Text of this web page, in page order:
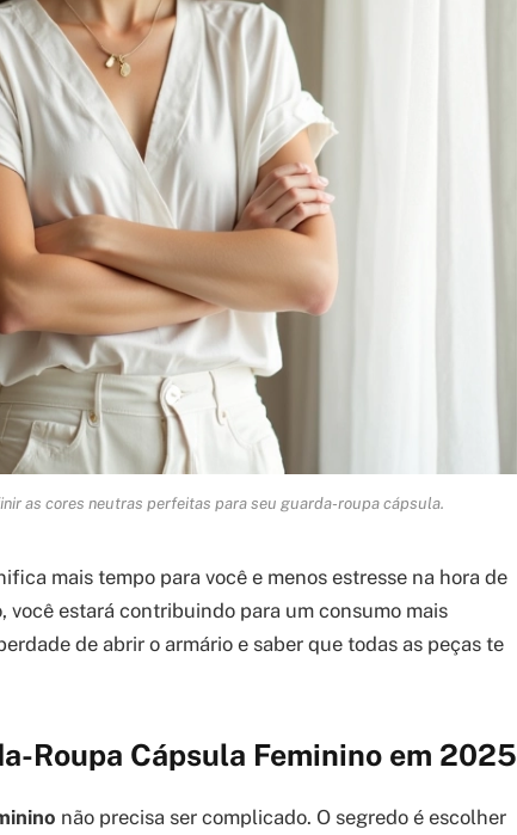
as cores neutras perfeitas para seu guarda-roupa cápsula.
mais tempo para você e menos estresse na hora de
você estará contribuindo para um consumo mais
de abrir o armário e saber que todas as peças te
Roupa Cápsula Feminino em 2025
não precisa ser complicado. O segredo é escolher